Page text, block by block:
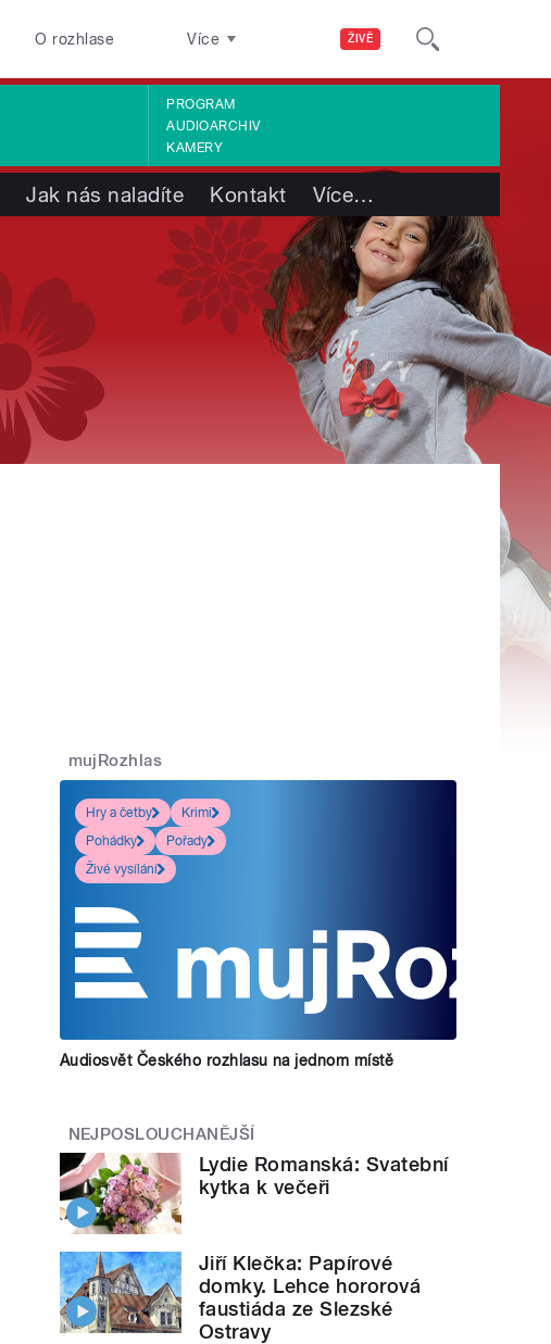
ŽIVĚ
O rozhlase Více
PROGRAM
AUDIOARCHIV
KAMERY
Jak nás naladíte Kontakt Více…
mujRozhlas
Hry a četby
Krimi
Pohádky
Pořady
Živé vysílání
Audiosvět Českého rozhlasu na jednom místě
NEJPOSLOUCHANĚJŠÍ
Lydie Romanská: Svatební
kytka k večeři
Jiří Klečka: Papírové
domky. Lehce hororová
faustiáda ze Slezské
Ostravy